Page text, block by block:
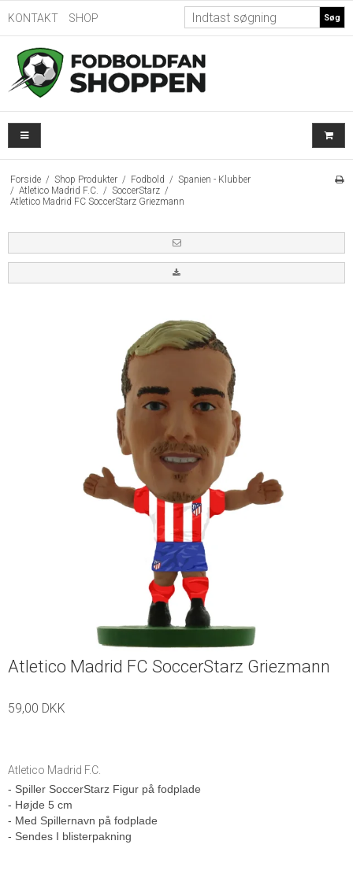
KONTAKT SHOP Søg
Forside / Shop Produkter / Fodbold / Spanien - Klubber
/ Atletico Madrid F.C. / SoccerStarz /
Atletico Madrid FC SoccerStarz Griezmann
Atletico Madrid FC SoccerStarz Griezmann
59,00 DKK
Atletico Madrid F.C.
- Spiller SoccerStarz Figur på fodplade
- Højde 5 cm
- Med Spillernavn på fodplade
- Sendes I blisterpakning